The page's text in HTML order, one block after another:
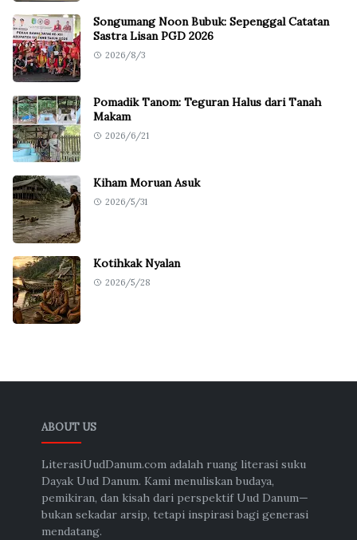
Songumang Noon Bubuk: Sepenggal Catatan
Sastra Lisan PGD 2026
2026/8/3
Pomadik Tanom: Teguran Halus dari Tanah
Makam
2026/6/21
Kiham Moruan Asuk
2026/5/31
Kotihkak Nyalan
2026/5/28
ABOUT US
LiterasiUudDanum.com adalah ruang literasi suku
Dayak Uud Danum. Kami menuliskan budaya,
pemikiran, dan kisah dari perspektif Uud Danum—
bukan sekadar arsip, tetapi inspirasi bagi generasi
mendatang.